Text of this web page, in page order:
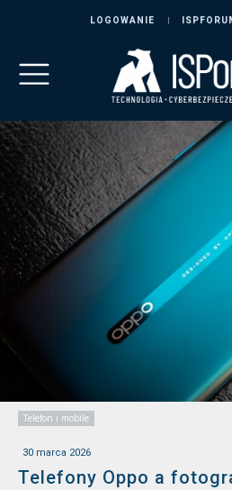
LOGOWANIE
Telefon i mobile
30 marca 2026
Telefony Oppo a